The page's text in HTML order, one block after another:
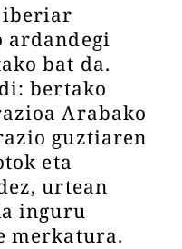
iberiar
ardandegi
bat da.
bertako
Arabako
guztiaren
eta
urtean
inguru
merkatura.